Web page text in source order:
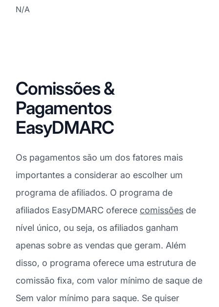
N/A
Comissões &
Pagamentos
EasyDMARC
Os pagamentos são um dos fatores mais
importantes a considerar ao escolher um
programa de afiliados. O programa de
afiliados EasyDMARC oferece comissões de
nível único, ou seja, os afiliados ganham
apenas sobre as vendas que geram. Além
disso, o programa oferece uma estrutura de
comissão fixa, com valor mínimo de saque de
Sem valor mínimo para saque. Se quiser